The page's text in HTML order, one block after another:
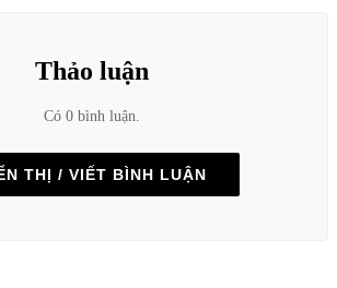
Thảo luận
Có 0 bình luận.
THỊ / VIẾT BÌNH LUẬN